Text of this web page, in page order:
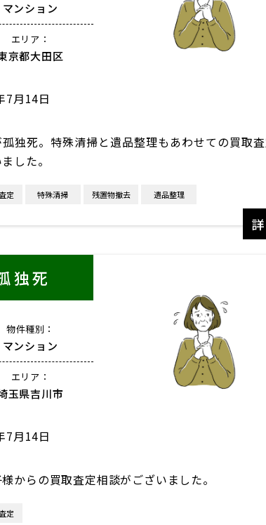
マンション
エリア：
京都大田区
7月14日
独死。特殊清掃と遺品整理もあわせての買取
した。
定 特殊清掃 残置物撤去 遺品整理
独死
物件種別：
マンション
エリア：
玉県吉川市
7月14日
からの買取査定相談がございました。
定